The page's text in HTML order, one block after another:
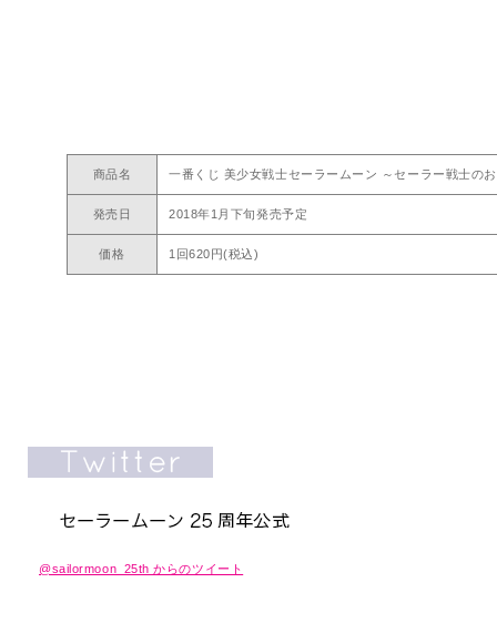
商品名 一番くじ 美少女戦士セーラームーン ～セーラー戦士の
発売日 2018年1月下旬発売予定
価格 1回620円(税込)
@sailormoon_25th からのツイート